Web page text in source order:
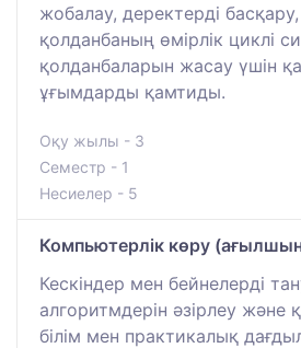
жобалау, деректерді басқару,
қолданбаның өмірлік циклі
қолданбаларын жасау үшін
ұғымдарды қамтиды.
Оқу жылы - 3
Семестр - 1
Несиелер - 5
Компьютерлік көру (ағылшын
Кескіндер мен бейнелерді
алгоритмдерін әзірлеу және
білім мен практикалық